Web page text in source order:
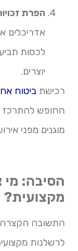
הפרת
אדריכלים
לכסות
יוצרים.
רכישת ביטוח
החופש להתרכז
מוגנים מפני
הסיבה: מי
מקצועית?
התשובה הקצרה
לרשלנות